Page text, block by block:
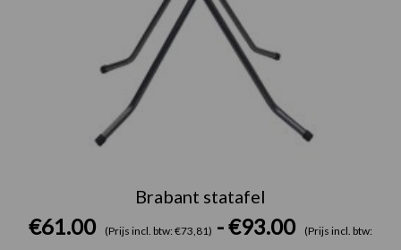
Brabant statafel
€61.00 (Prijs incl. btw: €73,81) -€93.00
(Prijs incl. btw: